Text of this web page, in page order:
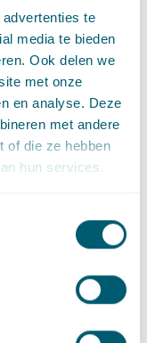
te
media te bieden
Ook delen we
met onze
en analyse. Deze
met andere
of die ze hebben
hun services.
verlenen van
lijn te stellen met
de Afdeling.
hanteert waarvan zij
het voorstel van
moet
en Karin Haan in
van de